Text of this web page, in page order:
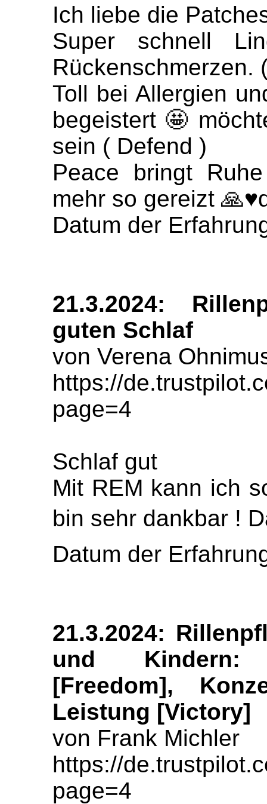
Ich liebe die
Super schnell
Rückenschmerzen.
Toll bei Allergien
begeistert 🤩
sein ( Defend )
Peace bringt
mehr so gereizt
Datum der
21.3.2024:
guten Schlaf
von Verena
https://
page=4
Schlaf gut
Mit REM kann ich
bin sehr dankbar !
Datum der
21.3.2024:
und Kindern:
[Freedom],
Leistung [Victory]
von Frank Michler
https://
page=4